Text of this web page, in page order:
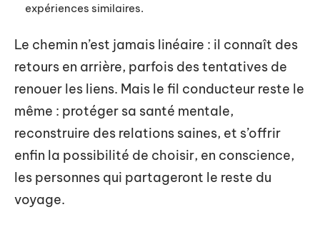
expériences similaires.
Le chemin n’est jamais linéaire : il connaît des
retours en arrière, parfois des tentatives de
renouer les liens. Mais le fil conducteur reste le
même : protéger sa santé mentale,
reconstruire des relations saines, et s’offrir
enfin la possibilité de choisir, en conscience,
les personnes qui partageront le reste du
voyage.